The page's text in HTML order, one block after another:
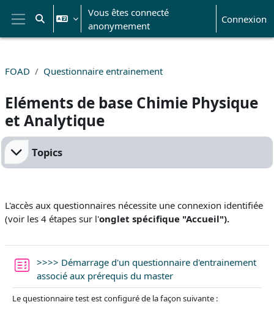
Passer au contenu principal
Panneau latéral
Activer/désactiver la saisie de recherche
Vous êtes connecté
anonymement
Connexion
FOAD Questionnaire entrainement
Eléments de base Chimie Physique
et Analytique
Résumé de section
Topics
L'accès aux questionnaires nécessite une connexion identifiée
(voir les 4 étapes sur l'onglet spécifique "Accueil").
>>>> Démarrage d'un questionnaire d'entrainement
associé aux prérequis du masterTest
Le questionnaire test est configuré de la façon suivante :